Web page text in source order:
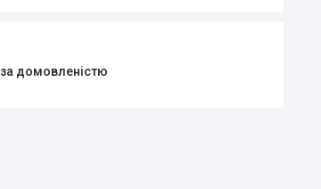
за домовленістю